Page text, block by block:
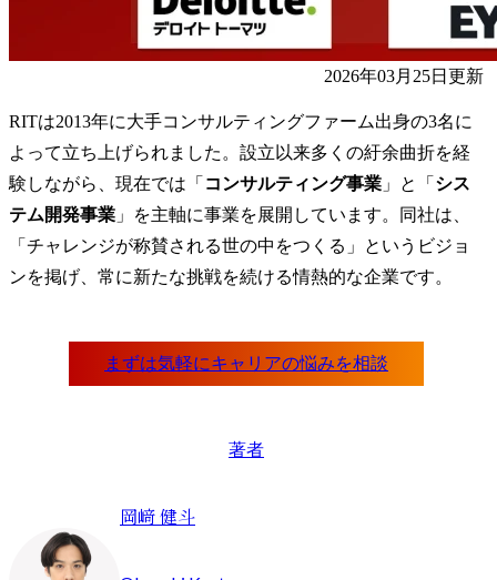
2026年03月25日更新
RITは2013年に大手コンサルティングファーム出身の3名に
よって立ち上げられました。設立以来多くの紆余曲折を経
験しながら、現在では「 コンサルティング事業 」と「 シス
テム開発事業 」を主軸に事業を展開しています。同社は、
「チャレンジが称賛される世の中をつくる」というビジョ
ンを掲げ、常に新たな挑戦を続ける情熱的な企業です。
著者
岡﨑 健斗